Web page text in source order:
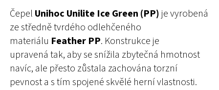
Čepel Unihoc Unilite Ice Green (PP) je vyrobená
ze středně tvrdého odlehčeného
materiálu Feather PP. Konstrukce je
upravená tak, aby se snížila zbytečná hmotnost
navíc, ale přesto zůstala zachována torzní
pevnost a s tím spojené skvělé herní vlastnosti.